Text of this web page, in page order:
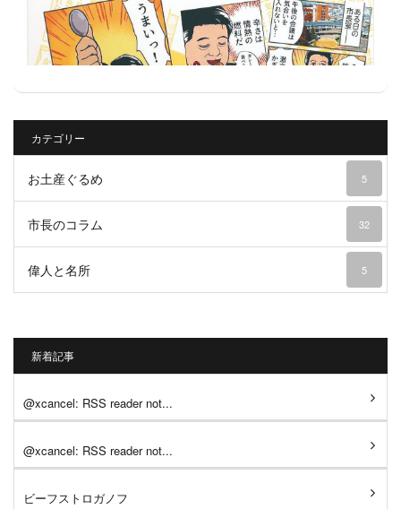
カテゴリー
お土産ぐるめ 5
市長のコラム 32
偉人と名所 5
新着記事
@xcancel: RSS reader not...
@xcancel: RSS reader not...
ビーフストロガノフ